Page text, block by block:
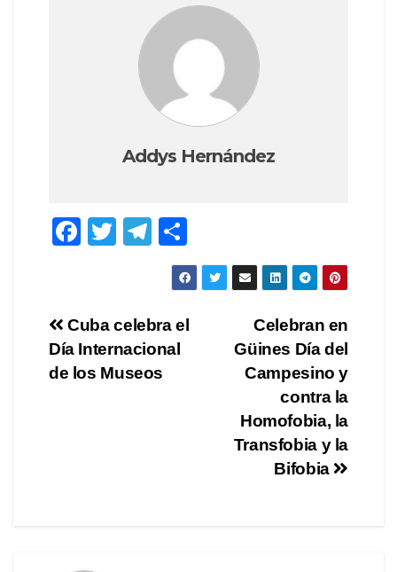
Addys Hernández
F
e
b
o
T
er
T
el
gr
a
m
o
m
p
Navegación
de
Celebran en
Güines Día del
Campesino y
contra la
Homofobia, la
Transfobia y la
Bifobia
Cuba celebra el
Día Internacional
de los Museos